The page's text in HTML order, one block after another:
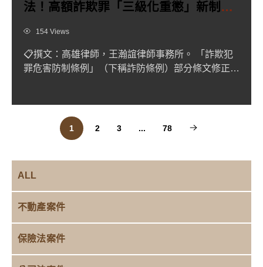
ALL
不動產案件
保險法案件
法！高額詐欺罪「三級化重懲」新制一
Views154 Views
📋撰文：高雄律師，王瀚誼律師事務所。 「詐欺犯
罪危害防制條例」（下稱詐防條例）部分條文修正草
1 2 3 ... 78